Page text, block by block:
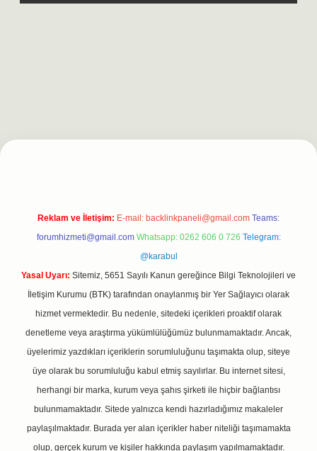
betexpergir.net
Reklam ve İletişim: E-mail: backlinkpaneli@gmail.com Teams:
forumhizmeti@gmail.com Whatsapp: 0262 606 0 726 Telegram:
@karabul
Yasal Uyarı: Sitemiz, 5651 Sayılı Kanun gereğince Bilgi Teknolojileri ve
İletişim Kurumu (BTK) tarafından onaylanmış bir Yer Sağlayıcı olarak
hizmet vermektedir. Bu nedenle, sitedeki içerikleri proaktif olarak
denetleme veya araştırma yükümlülüğümüz bulunmamaktadır. Ancak,
üyelerimiz yazdıkları içeriklerin sorumluluğunu taşımakta olup, siteye
üye olarak bu sorumluluğu kabul etmiş sayılırlar. Bu internet sitesi,
herhangi bir marka, kurum veya şahıs şirketi ile hiçbir bağlantısı
bulunmamaktadır. Sitede yalnızca kendi hazırladığımız makaleler
paylaşılmaktadır. Burada yer alan içerikler haber niteliği taşımamakta
olup, gerçek kurum ve kişiler hakkında paylaşım yapılmamaktadır.